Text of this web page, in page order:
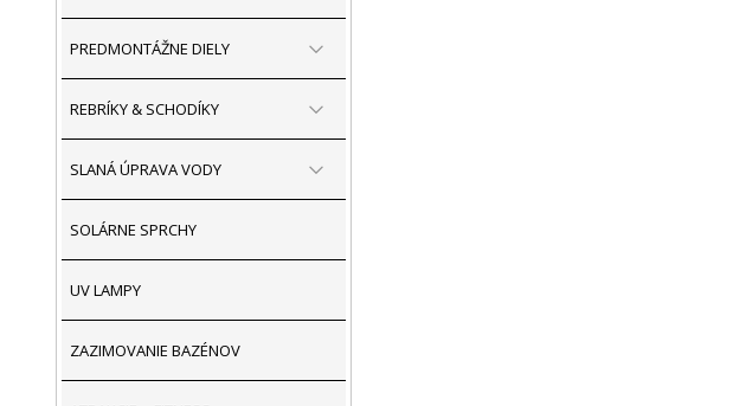
PREDMONTÁŽNE DIELY
REBRÍKY & SCHODÍKY
SLANÁ ÚPRAVA VODY
SOLÁRNE SPRCHY
UV LAMPY
ZAZIMOVANIE BAZÉNOV